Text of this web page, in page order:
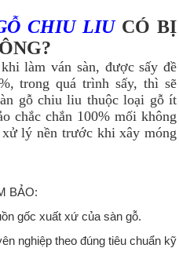
CHIU LIUCÓ BỊ
làm ván sàn, được sấy đề
trong quá trình sấy, thì sẽ
gỗ chiu liu thuộc loại gỗ ít
chắc chắn 100% mối không
lý nền trước khi xây móng
BẢO:
gốc xuất xứ của sàn gỗ.
nghiệp theo đúng tiêu chuẩn kỹ